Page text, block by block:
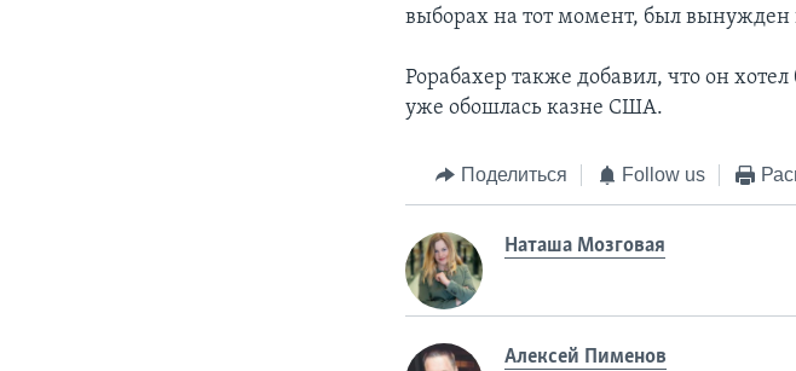
выборах на тот момент, был вынужден
Рорабахер также добавил, что он
уже обошлась казне США.
Поделиться Follow us
Наташа Мозговая
Алексей Пименов